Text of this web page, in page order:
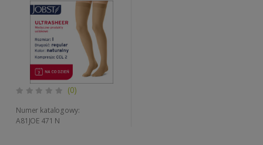
(0)
Numer katalogowy:
A81JOE 471 N